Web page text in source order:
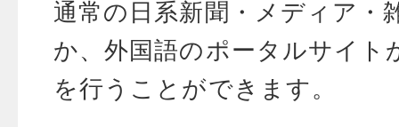
通常の日系新聞・メディア・
か、外国語のポータルサイト
を行うことができます。